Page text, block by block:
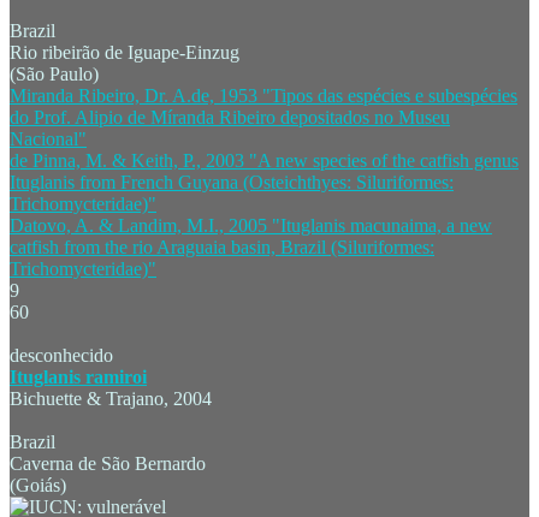
Brazil
Rio ribeirão de Iguape-Einzug
(São Paulo)
Miranda Ribeiro, Dr. A.de, 1953 "Tipos das espécies e subespécies
do Prof. Alipio de Míranda Ribeiro depositados no Museu
Nacional"
de Pinna, M. & Keith, P., 2003 "A new species of the catfish genus
Ituglanis from French Guyana (Osteichthyes: Siluriformes:
Trichomycteridae)"
Datovo, A. & Landim, M.I., 2005 "Ituglanis macunaima, a new
catfish from the rio Araguaia basin, Brazil (Siluriformes:
Trichomycteridae)"
9
60
desconhecido
Ituglanis ramiroi
Bichuette & Trajano, 2004
Brazil
Caverna de São Bernardo
(Goiás)